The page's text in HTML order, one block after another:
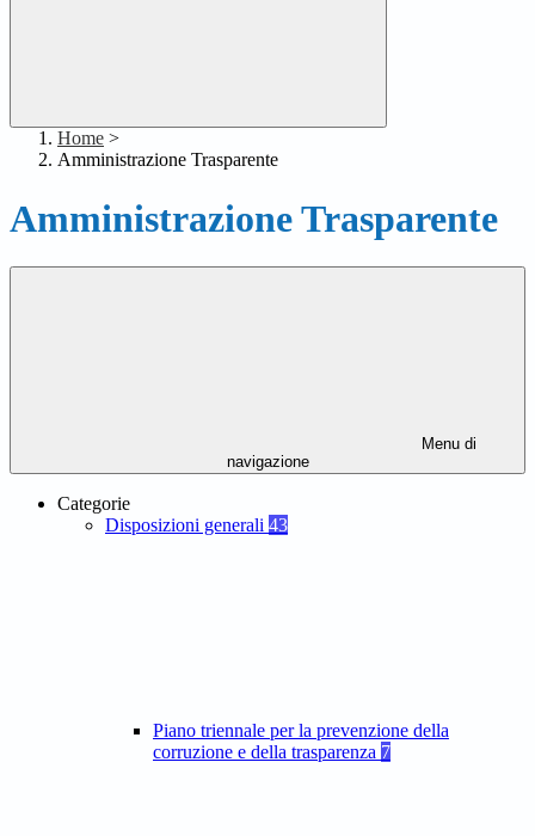
Home >
Amministrazione Trasparente
Amministrazione Trasparente
Menu di
navigazione
Categorie
Disposizioni generali 43
Piano triennale per la prevenzione della
corruzione e della trasparenza 7